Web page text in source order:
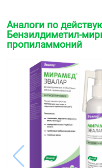
Описание
Прозрачная
Антисептическое
Код АТХ
D08AX
Препарат обладает
антимикробного
Аналоги по
Бензилдиметил-
пропиламмоний